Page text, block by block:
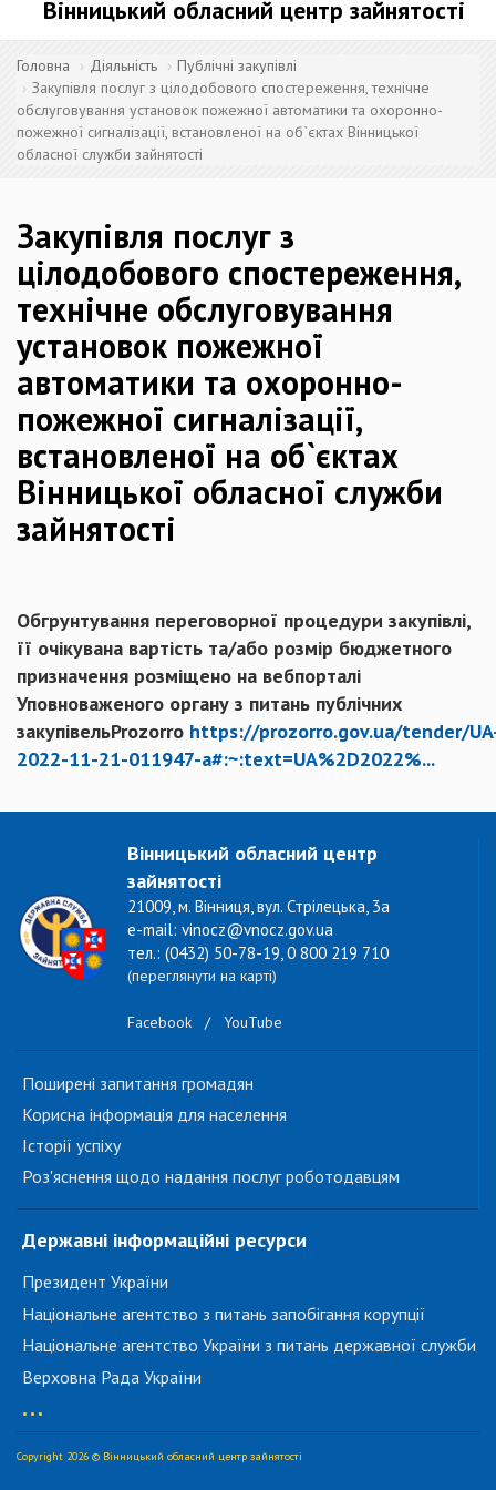
Вінницький обласний центр зайнятості
Головна Діяльність
Публічні закупівлі
Закупівля послуг з цілодобового спостереження, технічне
обслуговування установок пожежної автоматики та охоронно-
пожежної сигналізації, встановленої на об`єктах Вінницької
обласної служби зайнятості
Закупівля послуг з
цілодобового спостереження,
технічне обслуговування
установок пожежної
автоматики та охоронно-
пожежної сигналізації,
встановленої на об`єктах
Вінницької обласної служби
зайнятості
Обгрунтування переговорної процедури закупівлі,
її очікувана вартість та/або розмір бюджетного
призначення розміщено на вебпорталі
Уповноваженого органу з питань публічних
закупівельProzorro https://prozorro.gov.ua/tender/
2022-11-21-011947-a#:~:text=UA%2D2022%...
Вінницький обласний центр
зайнятості
21009, м. Вінниця, вул. Стрілецька, 3а
e-mail: vinocz@vnocz.gov.ua
тел.: (0432) 50-78-19, 0 800 219 710
(переглянути на карті)
Facebook / YouTube
Поширені запитання громадян
Корисна інформація для населення
Історії успіху
Роз'яснення щодо надання послуг роботодавцям
Державні інформаційні ресурси
Президент України
Національне агентство з питань запобігання корупції
Національне агентство України з питань державної служби
Верховна Рада України
...
Copyright 2026 © Вінницький обласний центр зайнятості